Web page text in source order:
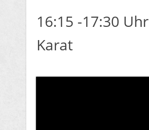
16:15 -17:30 Uhr
Karat